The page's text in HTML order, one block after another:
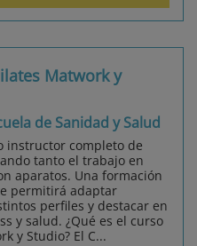
Matwork y
de Sanidad y Salud
instructor completo de
tanto el trabajo en
aparatos. Una formación
permitirá adaptar
perfiles y destacar en
y salud. ¿Qué es el curso
y Studio? El C...